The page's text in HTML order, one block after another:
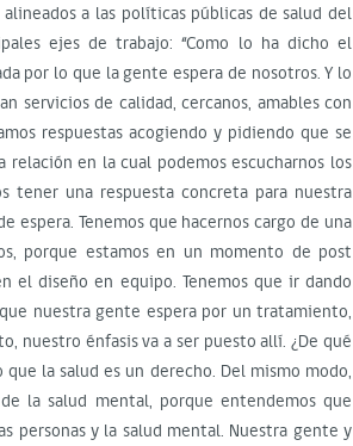
a las políticas públicas de salud del
ejes de trabajo: “Como lo ha dicho el
por lo que la gente espera de nosotros. Y lo
servicios de calidad, cercanos, amables con
respuestas acogiendo y pidiendo que se
en la cual podemos escucharnos los
tener una respuesta concreta para nuestra
Tenemos que hacernos cargo de una
porque estamos en un momento de post
el diseño en equipo. Tenemos que ir dando
nuestra gente espera por un tratamiento,
nuestro énfasis va a ser puesto allí. ¿De qué
la salud es un derecho. Del mismo modo,
la salud mental, porque entendemos que
personas y la salud mental. Nuestra gente y